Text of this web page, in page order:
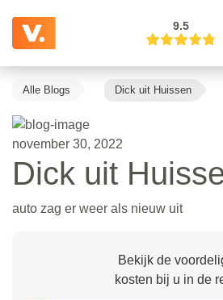
9.5
Alle Blogs Dick uit Huissen
november 30, 2022
Dick uit
auto zag er weer als nieuw uit
Bekijk de
kosten bij u in de